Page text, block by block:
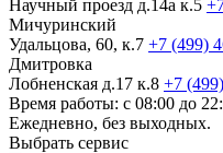
Научный проезд д.14а к.5
Мичуринский
Удальцова, 60, к.7 +7 (499)
Дмитровка
Лобненская д.17 к.8 +7
Время работы: с 08:00 до
Ежедневно, без выходных.
Выбрать сервис